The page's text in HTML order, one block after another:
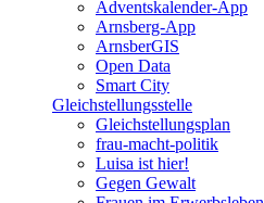
Adventskalender-App
Arnsberg-App
ArnsberGIS
Open Data
Smart City
Gleichstellungsstelle
Gleichstellungsplan
frau-macht-politik
Luisa ist hier!
Gegen Gewalt